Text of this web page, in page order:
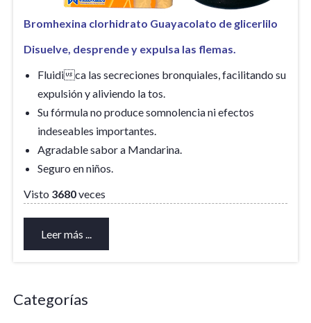
Bromhexina clorhidrato Guayacolato de glicerlilo
Disuelve, desprende y expulsa las flemas.
Fluidica las secreciones bronquiales, facilitando su
expulsión y aliviendo la tos.
Su fórmula no produce somnolencia ni efectos
indeseables importantes.
Agradable sabor a Mandarina.
Seguro en niños.
Visto 3680veces
Leer más ...
Categorías